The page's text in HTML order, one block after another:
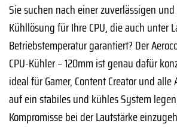
Sie suchen nach einer zuverlässigen
Kühllösung für Ihre CPU, die auch unter
Betriebstemperatur garantiert? Der
CPU-Kühler – 120mm ist genau dafür
ideal für Gamer, Content Creator und
auf ein stabiles und kühles System
Kompromisse bei der Lautstärke